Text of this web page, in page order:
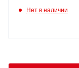
Нет в наличии